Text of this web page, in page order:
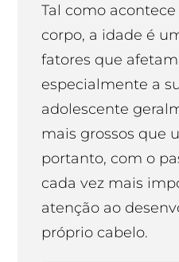
Tal como
corpo, a idade é
fatores que
especialmente a
adolescente
mais grossos que
portanto, com o
cada vez mais
atenção ao
próprio cabelo.